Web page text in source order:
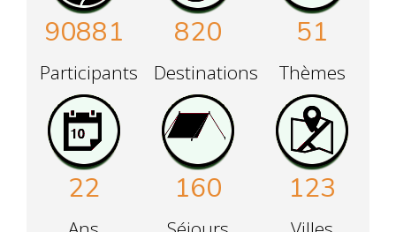
90881
Participants
820
Destinations
51
Thèmes
22 160 123